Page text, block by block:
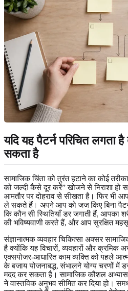
यदि यह पैटर्न परिचित लगता
सकता है
सामाजिक चिंता को तुरंत हटाने का कोई
को जल्दी कैसे दूर करें” खोजने से निराशा हो
आमतौर पर दोहराव से सीखता है। फिर भी
ले सकते हैं। अपने आप को जज किए बिना
कि कौन सी स्थितियाँ डर जगाती हैं, आपका
की भविष्यवाणी करते हैं, और आप सुरक्षित
संज्ञानात्मक व्यवहार चिकित्सा अक्सर
है क्योंकि यह विचारों, व्यवहारों और क्रमिक
एक्सपोजर-आधारित काम व्यक्ति को पहले
के बजाय योजनाबद्ध, संभालने योग्य चरणों में
मदद कर सकता है। सामाजिक कौशल
ने वास्तविक अनुभव सीमित कर दिया हो।